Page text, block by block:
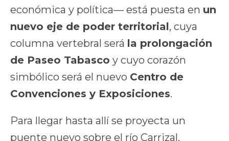
económica y política— está puesta en un
nuevo eje de poder territorial, cuya
columna vertebral será la prolongación
de Paseo Tabasco y cuyo corazón
simbólico será el nuevo Centro de
Convenciones y Exposiciones.
Para llegar hasta allí se proyecta un
puente nuevo sobre el río Carrizal.